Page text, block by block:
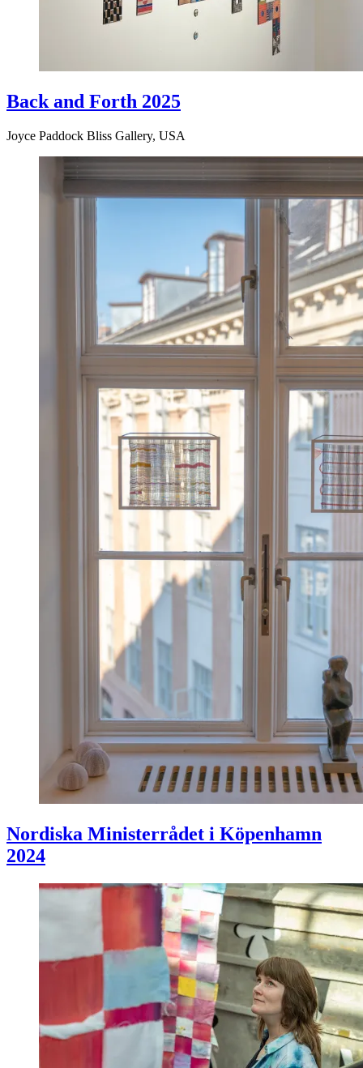
Back and Forth 2025
Joyce Paddock Bliss Gallery, USA
Nordiska Ministerrådet i Köpenhamn
2024